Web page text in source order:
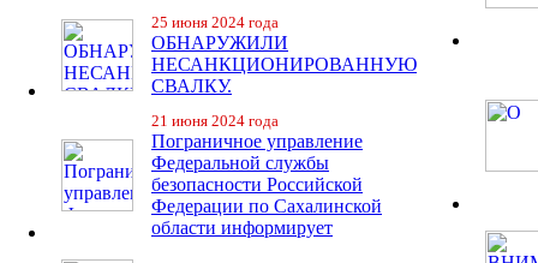
25 июня 2024 года
ОБНАРУЖИЛИ
НЕСАНКЦИОНИРОВАННУЮ
СВАЛКУ.
21 июня 2024 года
Пограничное управление
Федеральной службы
безопасности Российской
Федерации по Сахалинской
области информирует